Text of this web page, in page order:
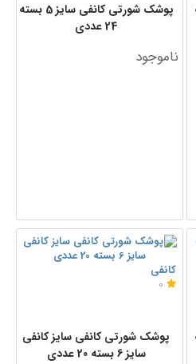
پوشک شورتی کانفی سایز 5 بسته
24 عددی
ناموجود
کانفی
0
پوشک شورتی کانفی سایز کانفی
سایز 6 بسته 20 عددی